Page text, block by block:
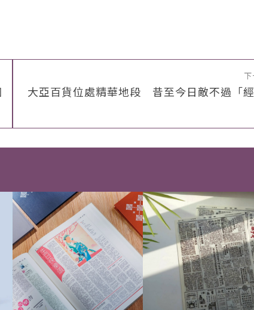
大亞百貨位處精華地段 昔至今日敵不過「